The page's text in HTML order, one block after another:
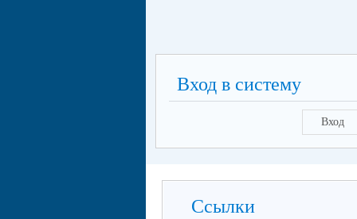
Вход в систему
Вход
Ссылки